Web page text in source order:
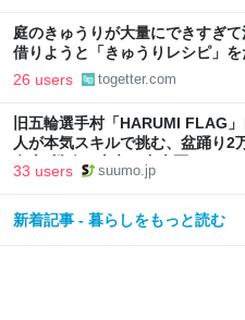
庭のきゅうりが大量にできすぎ
借りようと「きゅうりレシピ」
26 users togetter.com
旧五輪選手村「HARUMI FLAG
人が本気スキルで挑む、盆踊り2
向上”戦略 東京・中央区
33 users suumo.jp
新着記事 - 暮らしをもっと読む